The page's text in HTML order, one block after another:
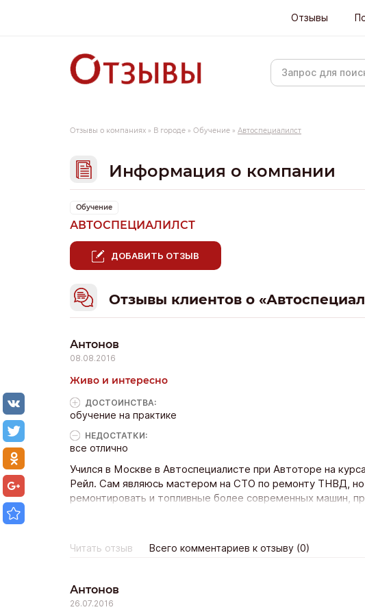
Отзывы
Отзывы о компаниях » В городе » Обучение » Автоспециалилст
Информация о компании
Обучение
АВТОСПЕЦИАЛИЛСТ
ДОБАВИТЬ ОТЗЫВ
Отзывы клиентов о
Антонов
08.08.2016
Живо и интересно
ДОСТОИНCТВА:
обучение на практике
НЕДОСТАТКИ:
все отлично
Учился в Москве в Автоспециалисте при Автоторе на
Рейл. Сам являюсь мастером на СТО по ремонту ТНВД, но
ремонтировать и топливные более современных машин,
консультируюсь. Кстати для скептиков, обучение
на реальных поломках автомобилей, так никаких нудных
Читать отзыв Всего комментариев к отзыву (0)
Антонов
26.07.2016